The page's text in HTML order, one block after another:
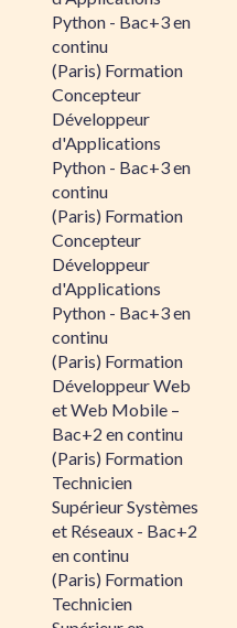
Python - Bac+3 en
continu
(Paris) Formation
Concepteur
Développeur
d'Applications
Python - Bac+3 en
continu
(Paris) Formation
Concepteur
Développeur
d'Applications
Python - Bac+3 en
continu
(Paris) Formation
Développeur Web
et Web Mobile –
Bac+2 en continu
(Paris) Formation
Technicien
Supérieur Systèmes
et Réseaux - Bac+2
en continu
(Paris) Formation
Technicien